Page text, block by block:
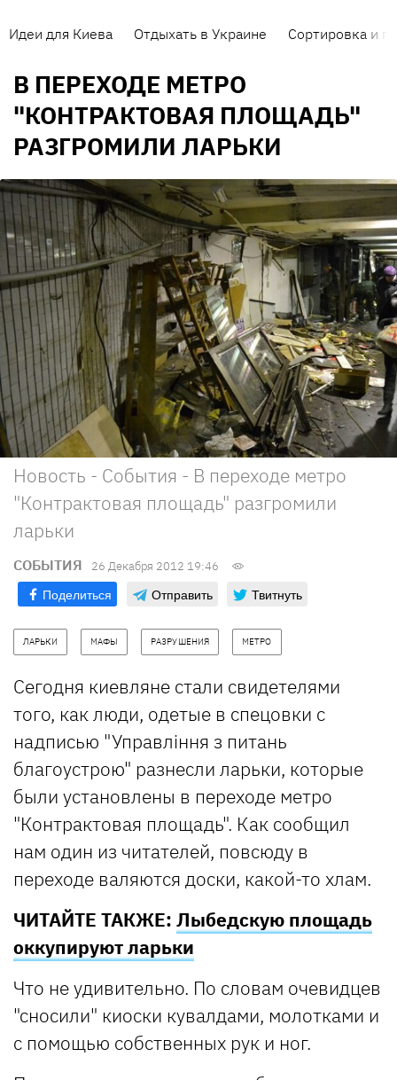
Идеи для Киева Отдыхать в Украине Сортировка и
В ПЕРЕХОДЕ МЕТРО
"КОНТРАКТОВАЯ ПЛОЩАДЬ"
РАЗГРОМИЛИ ЛАРЬКИ
Новость - События - В переходе метро
"Контрактовая площадь" разгромили
ларьки
СОБЫТИЯ 26 Декабря 2012 19:46
Поделиться Отправить Твитнуть
ЛАРЬКИ МАФЫ РАЗРУШЕНИЯ МЕТРО
Сегодня киевляне стали свидетелями
того, как люди, одетые в спецовки с
надписью "Управління з питань
благоустрою" разнесли ларьки, которые
были установлены в переходе метро
"Контрактовая площадь". Как сообщил
нам один из читателей, повсюду в
переходе валяются доски, какой-то хлам.
ЧИТАЙТЕ ТАКЖЕ: Лыбедскую площадь
оккупируют ларьки
Что не удивительно. По словам очевидцев
"сносили" киоски кувалдами, молотками и
с помощью собственных рук и ног.